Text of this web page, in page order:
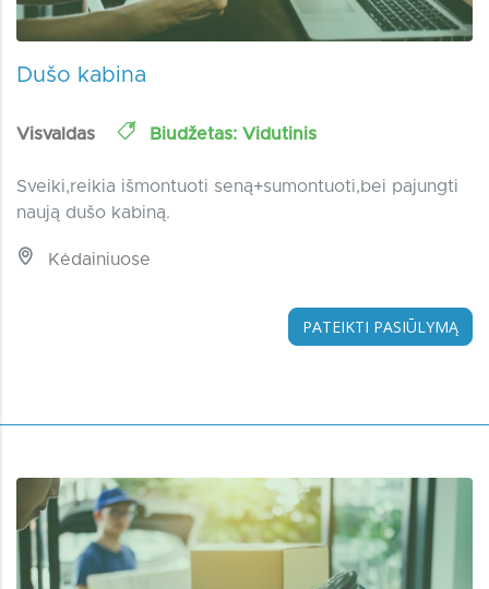
Dušo kabina
Visvaldas Biudžetas: Vidutinis
Sveiki,reikia išmontuoti seną+sumontuoti,bei pajungti
naują dušo kabiną.
Kėdainiuose
PATEIKTI PASIŪLYMĄ